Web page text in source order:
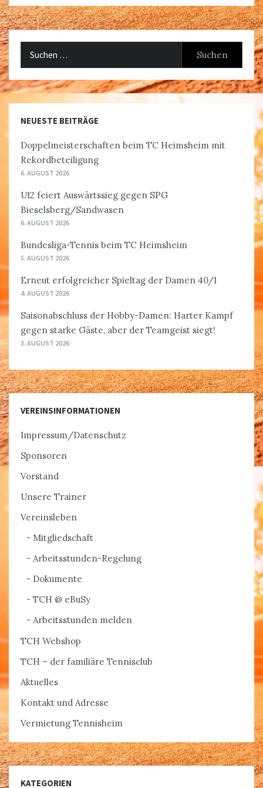
NEUESTE BEITRÄGE
Doppelmeisterschaften beim TC Heimsheim mit
Rekordbeteiligung
6. AUGUST 2026
U12 feiert Auswärtssieg gegen SPG
Bieselsberg/Sandwasen
6. AUGUST 2026
Bundesliga-Tennis beim TC Heimsheim
5. AUGUST 2026
Erneut erfolgreicher Spieltag der Damen 40/1
4. AUGUST 2026
Saisonabschluss der Hobby-Damen: Harter Kampf
gegen starke Gäste, aber der Teamgeist siegt!
3. AUGUST 2026
VEREINSINFORMATIONEN
Impressum/Datenschutz
Sponsoren
Vorstand
Unsere Trainer
Vereinsleben
Mitgliedschaft
Arbeitsstunden-Regelung
Dokumente
TCH @ eBuSy
Arbeitsstunden melden
TCH Webshop
TCH – der familiäre Tennisclub
Aktuelles
Kontakt und Adresse
Vermietung Tennisheim
KATEGORIEN